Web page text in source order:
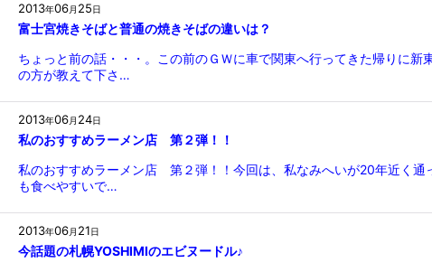
2013年06月 25日
富士宮焼きそばと普通の焼きそばの違いは？
ちょっと前の話・・・。この前のＧＷに車で関東へ行ってきた帰りに
の方が教えて下さ…
2013年06月 24日
私のおすすめラーメン店 第２弾！！
私のおすすめラーメン店 第２弾！！今回は、私なみへいが20年近く通
も食べやすいで…
2013年06月 21日
今話題の札幌YOSHIMIのエビヌードル♪